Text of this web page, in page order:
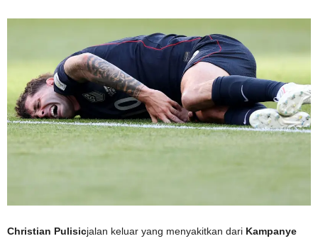
Christian Pulisicjalan keluar yang menyakitkan dari Kampanye